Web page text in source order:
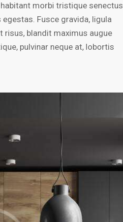
morbi tristique senectus
Fusce gravida, ligula
blandit maximus augue
pulvinar neque at, lobortis